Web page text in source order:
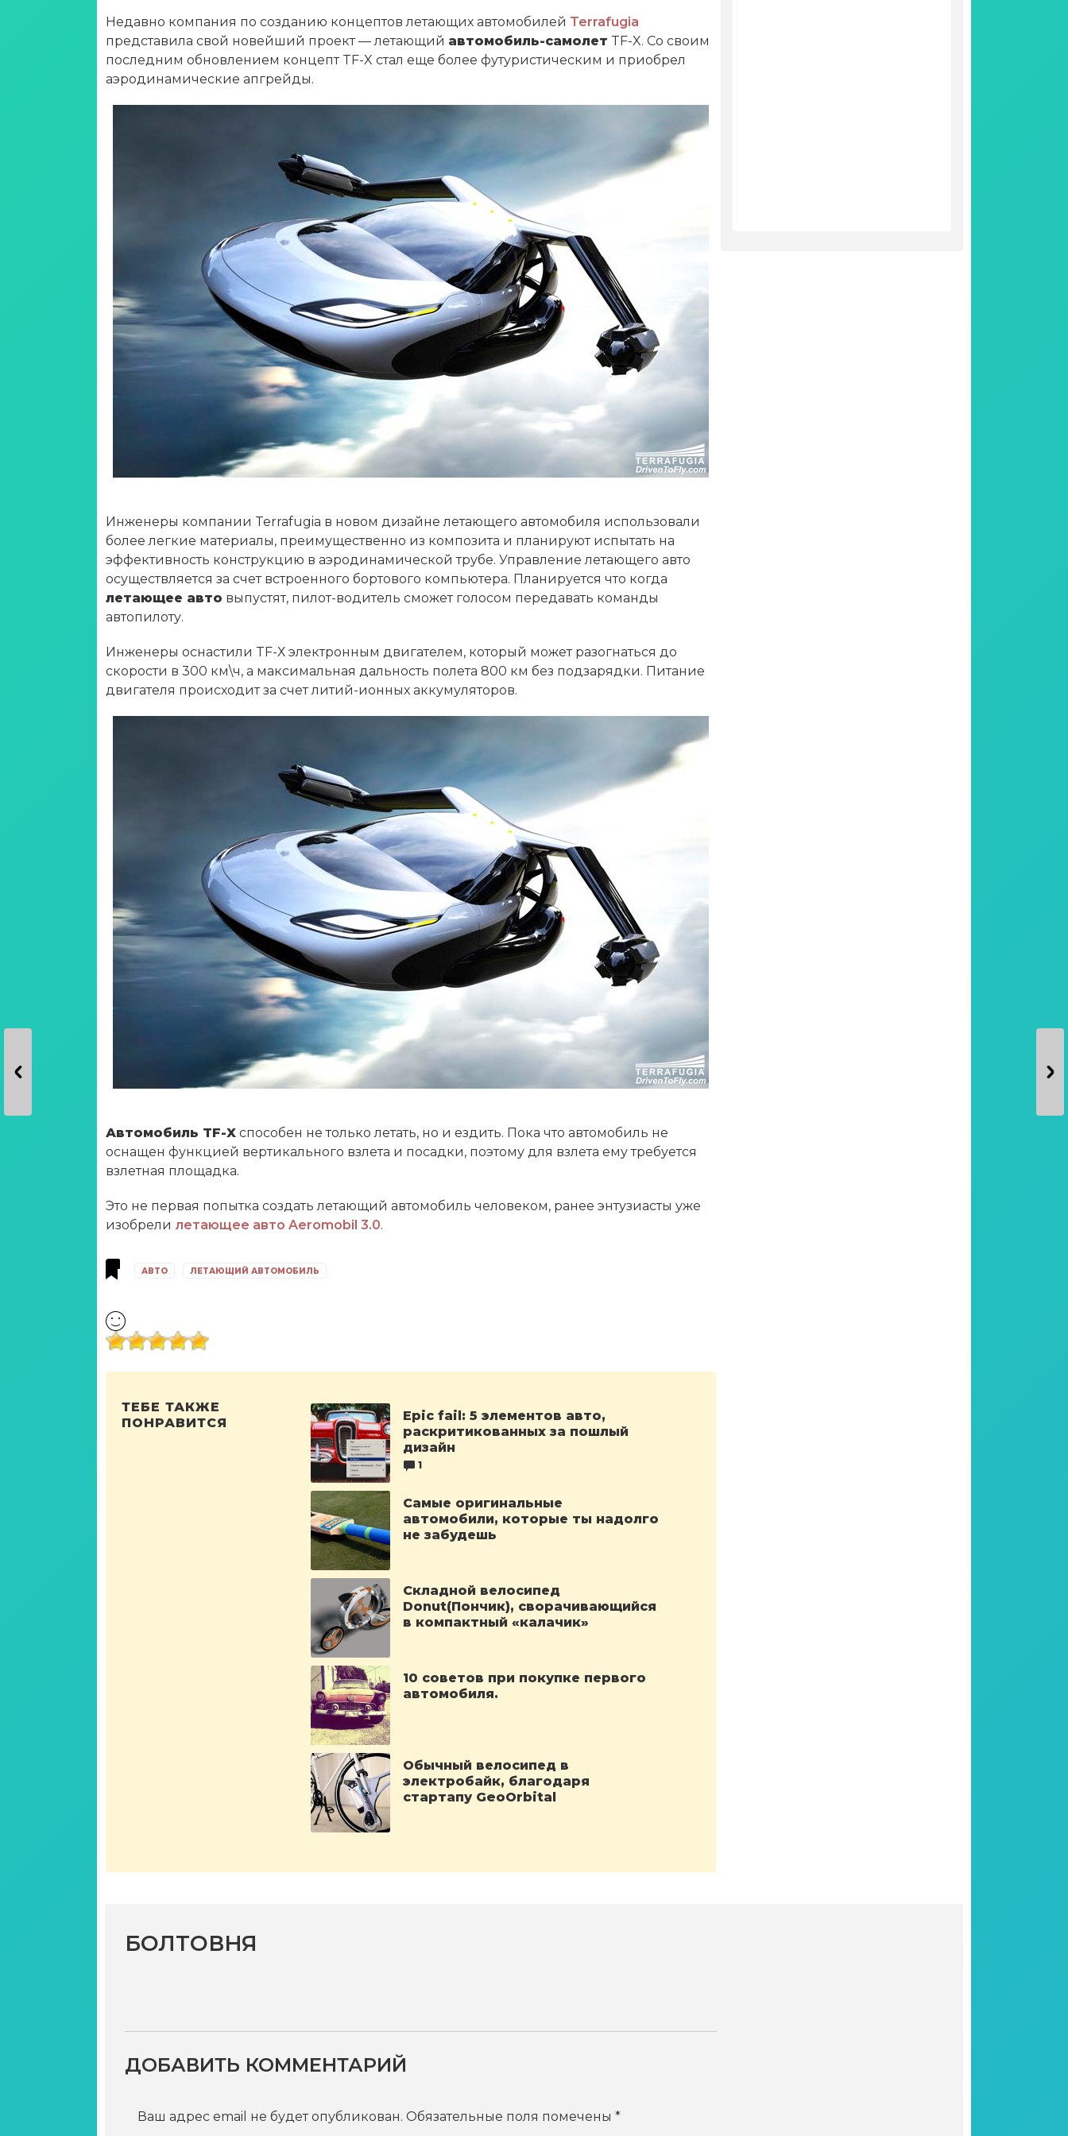
Недавно компания по созданию концептов летающих автомобилей Terrafugia
представила свой новейший проект — летающий автомобиль-самолет TF-X. Со своим
последним обновлением концепт TF-X стал еще более футуристическим и приобрел
аэродинамические апгрейды.
Инженеры компании Terrafugia в новом дизайне летающего автомобиля использовали
более легкие материалы, преимущественно из композита и планируют испытать на
эффективность конструкцию в аэродинамической трубе. Управление летающего авто
осуществляется за счет встроенного бортового компьютера. Планируется что когда
летающее авто выпустят, пилот-водитель сможет голосом передавать команды
автопилоту.
Инженеры оснастили TF-Х электронным двигателем, который может разогнаться до
скорости в 300 км\ч, а максимальная дальность полета 800 км без подзарядки. Питание
двигателя происходит за счет литий-ионных аккумуляторов.
Автомобиль TF-X способен не только летать, но и ездить. Пока что автомобиль не
оснащен функцией вертикального взлета и посадки, поэтому для взлета ему требуется
взлетная площадка.
Это не первая попытка создать летающий автомобиль человеком, ранее энтузиасты уже
изобрели летающее авто Aeromobil 3.0.
АВТО ЛЕТАЮЩИЙ АВТОМОБИЛЬ
ТЕБЕ ТАКЖЕ
ПОНРАВИТСЯ
Epic fail: 5 элементов авто,
раскритикованных за пошлый
дизайн
1
Самые оригинальные
автомобили, которые ты надолго
не забудешь
Складной велосипед
Donut(Пончик), сворачивающийся
в компактный «калачик»
10 советов при покупке первого
автомобиля.
Обычный велосипед в
электробайк, благодаря
стартапу GeoOrbital
БОЛТОВНЯ
ДОБАВИТЬ КОММЕНТАРИЙ
Ваш адрес email не будет опубликован. Обязательные поля помечены *